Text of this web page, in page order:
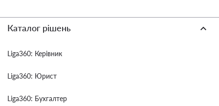
Каталог рішень
Liga360: Керівник
Liga360: Юрист
Liga360: Бухгалтер